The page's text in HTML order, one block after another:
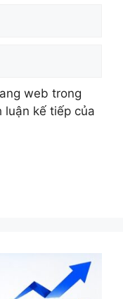
web trong
luận kế tiếp của